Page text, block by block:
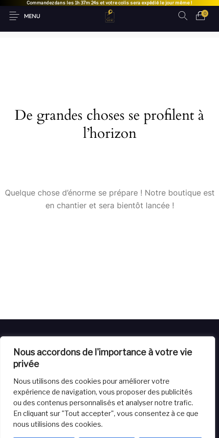
Nous accordons de l'importance à votre vie
privée
Nous utilisons des cookies pour améliorer votre
expérience de navigation, vous proposer des publicités
ou des contenus personnalisés et analyser notre trafic.
En cliquant sur "Tout accepter", vous consentez à ce que
nous utilisions des cookies.
MENU
0
De grandes choses se profilent à
l’horizon
Quelque chose d’énorme se prépare ! Notre boutique est
en chantier et sera bientôt lancée !
Livraison Retours
Conditions générales de vente
Powered byHouse of Balloon
Website crafted by Virtuals
Vision
Commandez dans les1h 37m 24s et votre colis sera expédié le jour même !